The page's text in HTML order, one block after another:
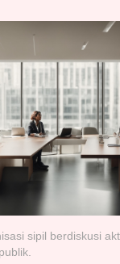
sipil berdiskusi